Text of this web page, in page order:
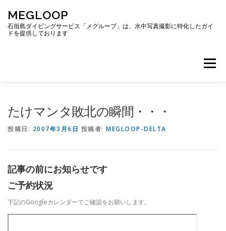
ッ
MEGLOOP
石垣島ダイビングサービス「メグループ」は、水中写真撮影に特化したガイ
ドを提供しております
メニュー
たけマンタ敗北の瞬間・・・
投稿日: 2007年3月6日 投稿者: MEGLOOP-DELTA
記事の前にお知らせです
ご予約状況
下記のGoogleカレンダーでご確認をお願いします。